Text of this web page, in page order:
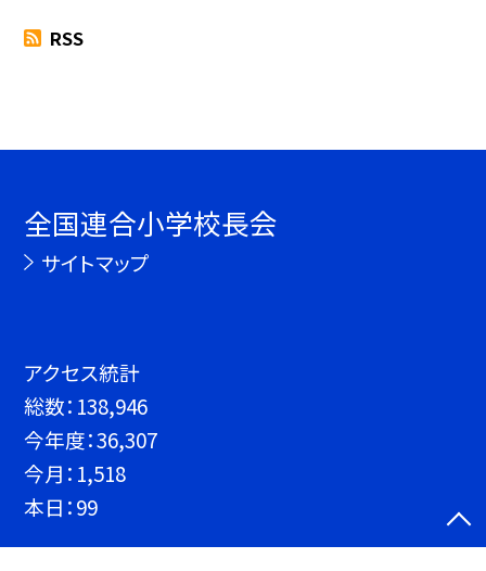
RSS
全国連合小学校長会
サイトマップ
アクセス統計
総数： 138,946
今年度：36,307
今月： 1,518
本日：99